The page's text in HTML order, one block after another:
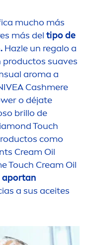
mucho más
más del tipo de
Hazle un regalo a
suaves
aroma a
Cashmere
o déjate
brillo de
Touch
como
ts Cream Oil
Touch Cream Oil
aportan
a sus aceites